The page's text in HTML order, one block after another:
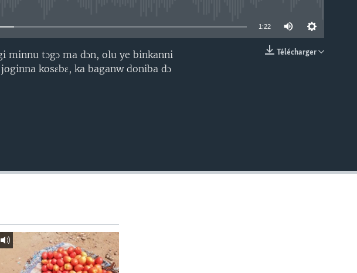
1:22
Télécharger
minnu tɔgɔ ma dɔn, olu ye binkanni
kosɛbɛ, ka baganw doniba dɔ